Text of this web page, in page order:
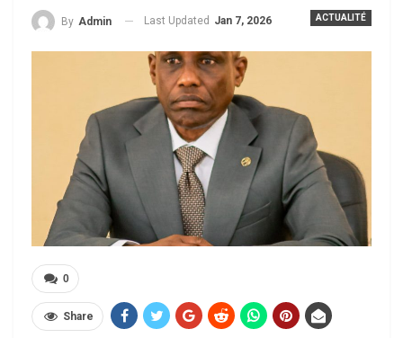
ACTUALITÉ
By Admin Last Updated Jan 7, 2026
0
Share